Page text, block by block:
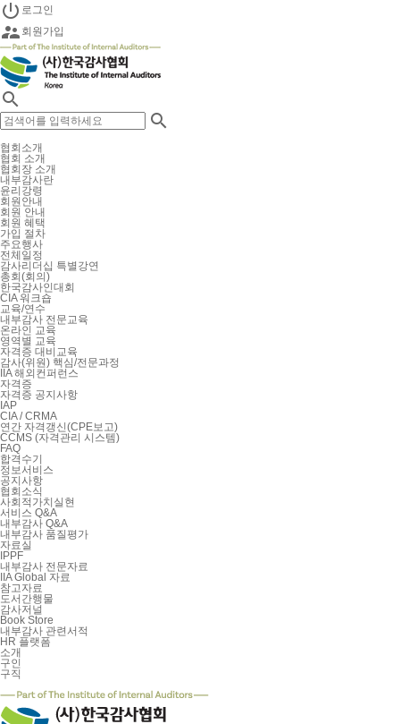
 로그인
 회원가입


협회소개
협회 소개
협회장 소개
내부감사란
윤리강령
회원안내
회원 안내
회원 혜택
가입 절차
주요행사
전체일정
감사리더십 특별강연
총회(회의)
한국감사인대회
CIA 워크숍
교육/연수
내부감사 전문교육
온라인 교육
영역별 교육
자격증 대비교육
감사(위원) 핵심/전문과정
IIA 해외컨퍼런스
자격증
자격증 공지사항
IAP
CIA / CRMA
연간 자격갱신(CPE보고)
CCMS (자격관리 시스템)
FAQ
합격수기
정보서비스
공지사항
협회소식
사회적가치실현
서비스 Q&A
내부감사 Q&A
내부감사 품질평가
자료실
IPPF
내부감사 전문자료
IIA Global 자료
참고자료
도서간행물
감사저널
Book Store
내부감사 관련서적
HR 플랫폼
소개
구인
구직